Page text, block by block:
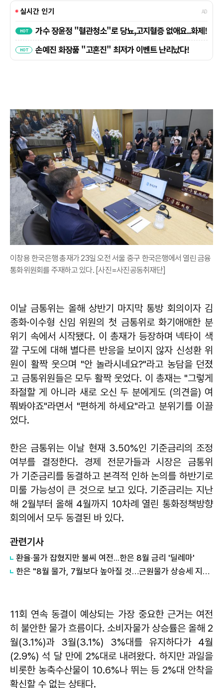
이창용 한국은행 총재가 23일 오전 서울 중구 한국은행에서 열린 금융
통화위원회를 주재하고 있다. [사진=사진공동취재단]
이날 금통위는 올해 상반기 마지막 통방 회의이자 김
종화·이수형 신임 위원의 첫 금통위로 화기애애한 분
위기 속에서 시작됐다. 이 총재가 등장하며 넥타이 색
깔 구도에 대해 별다른 반응을 보이지 않자 신성환 위
원이 활짝 웃으며 "안 놀라시네요?"라고 농담을 던졌
고 금통위원들은 모두 활짝 웃었다. 이 총재는 "그렇게
좌절할 게 아니라 새로 오신 두 분에게도 (의견을) 여
쭤봐야죠"라면서 "편하게 하세요"라고 분위기를 이끌
었다.
한은 금통위는 이날 현재 3.50%인 기준금리의 조정
여부를 결정한다. 경제 전문가들과 시장은 금통위
가 기준금리를 동결하고 본격적 인하 논의를 하반기로
미룰 가능성이 큰 것으로 보고 있다. 기준금리는 지난
해 2월부터 올해 4월까지 10차례 열린 통화정책방향
회의에서 모두 동결된 바 있다.
관련기사
환율·물가 잡혔지만 불씨 여전...한은 8월 금리 '딜레마'
한은 "8월 물가, 7월보다 높아질 것…근원물가 상승세 지속"
11회 연속 동결이 예상되는 가장 중요한 근거는 여전
히 불안한 물가 흐름이다. 소비자물가 상승률은 올해 2
월(3.1%)과 3월(3.1%) 3%대를 유지하다가 4월
(2.9%) 석 달 만에 2%대로 내려왔다. 하지만 과일을
비롯한 농축수산물이 10.6%나 뛰는 등 2%대 안착을
확신할 수 없는 상태다.